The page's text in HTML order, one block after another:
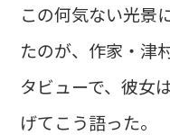
この何気ない光景
たのが、作家・津
タビューで、彼女
げてこう語った。